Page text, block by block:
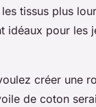
tissus plus
idéaux pour les
créer une
de coton